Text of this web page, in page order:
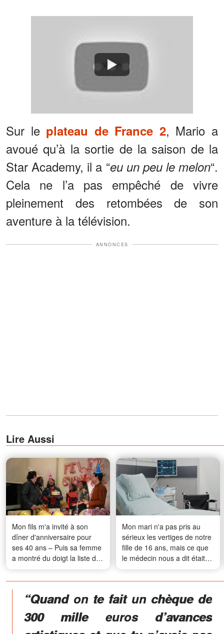
Watch
Sur le plateau de France 2, Mario a
avoué qu’à la sortie de la saison de la
Star Academy, il a “eu un peu le melon“.
Cela ne l’a pas empêché de vivre
pleinement des retombées de son
aventure à la télévision.
ANNONCES
Lire Aussi
Mon fils m'a invité à son
dîner d'anniversaire pour
ses 40 ans – Puis sa femme
a montré du doigt la liste des
tâches collée sur le frigo et
m'a dit : « Voilà ce que vous
avez à faire ce soir »
Mon mari n'a pas pris au
sérieux les vertiges de notre
fille de 16 ans, mais ce que
le médecin nous a dit était
une vérité à laquelle aucune
mère n'est jamais prête à
“Quand on te fait un chèque de
300 mille euros d’avances